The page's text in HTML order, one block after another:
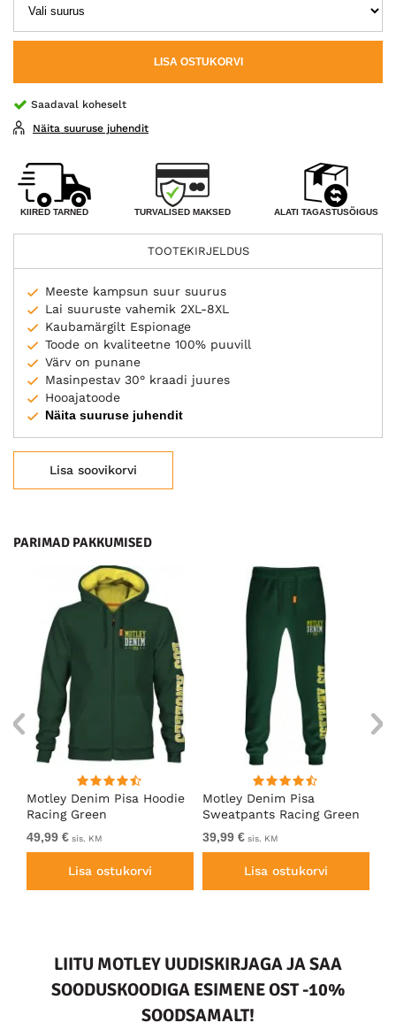
LISA OSTUKORVI
Saadaval koheselt
Näita suuruse juhendit
KIIRED TARNED TURVALISED MAKSED ALATI TAGASTUSÕIGUS
TOOTEKIRJELDUS
Meeste kampsun suur suurus
Lai suuruste vahemik 2XL-8XL
Kaubamärgilt Espionage
Toode on kvaliteetne 100% puuvill
Värv on punane
Masinpestav 30° kraadi juures
Hooajatoode
Näita suuruse juhendit
Lisa soovikorvi
PARIMAD PAKKUMISED
Motley Denim Pisa Hoodie
Racing Green
49,99 € sis. KM
Lisa ostukorvi
Motley Denim Pisa
Sweatpants Racing Green
39,99 € sis. KM
Lisa ostukorvi
LIITU MOTLEY UUDISKIRJAGA JA SAA
SOODUSKOODIGA ESIMENE OST -10%
SOODSAMALT!